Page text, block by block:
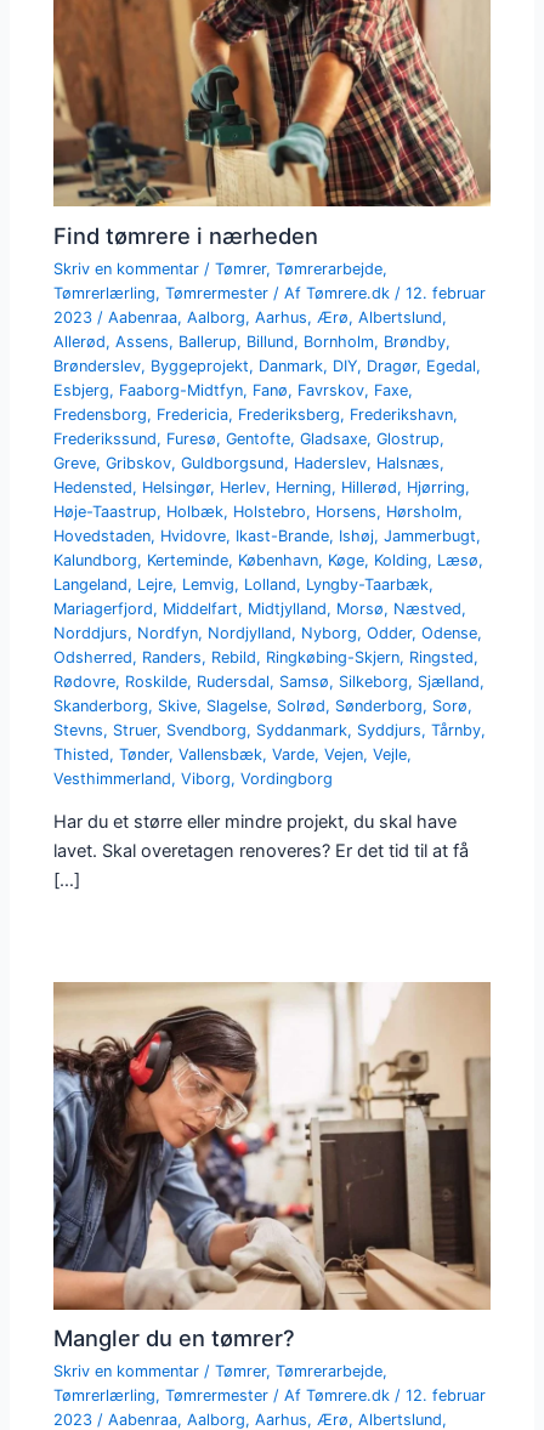
Find tømrere i nærheden
Skriv en kommentar /Tømrer,Tømrerarbejde,
Tømrerlærling,Tømrermester / AfTømrere.dk /12. februar
2023 /Aabenraa,Aalborg,Aarhus, Ærø,Albertslund,
Allerød,Assens, Ballerup, Billund, Bornholm, Brøndby,
Brønderslev, Byggeprojekt, Danmark, DIY, Dragør, Egedal,
Esbjerg, Faaborg-Midtfyn, Fanø, Favrskov, Faxe,
Fredensborg, Fredericia, Frederiksberg, Frederikshavn,
Frederikssund, Furesø,Gentofte,Gladsaxe,Glostrup,
Greve,Gribskov,Guldborgsund, Haderslev, Halsnæs,
Hedensted, Helsingør, Herlev, Herning, Hillerød, Hjørring,
Høje-Taastrup, Holbæk, Holstebro, Horsens, Hørsholm,
Hovedstaden, Hvidovre, Ikast-Brande, Ishøj,Jammerbugt,
Kalundborg, Kerteminde, København, Køge, Kolding, Læsø,
Langeland, Lejre, Lemvig, Lolland, Lyngby-Taarbæk,
Mariagerfjord, Middelfart, Midtjylland, Morsø, Næstved,
Norddjurs, Nordfyn, Nordjylland, Nyborg,Odder,Odense,
Odsherred, Randers, Rebild, Ringkøbing-Skjern, Ringsted,
Rødovre, Roskilde, Rudersdal, Samsø, Silkeborg, Sjælland,
Skanderborg, Skive, Slagelse, Solrød, Sønderborg, Sorø,
Stevns, Struer, Svendborg, Syddanmark, Syddjurs,Tårnby,
Thisted,Tønder,Vallensbæk,Varde,Vejen,Vejle,
Vesthimmerland,Viborg,Vordingborg
Har du et større eller mindre projekt, du skal have
lavet. Skal overetagen renoveres? Er det tid til at få
[…]
Mangler du en tømrer?
Skriv en kommentar /Tømrer,Tømrerarbejde,
Tømrerlærling,Tømrermester / AfTømrere.dk/12. februar
2023/Aabenraa,Aalborg,Aarhus,Ærø,Albertslund,